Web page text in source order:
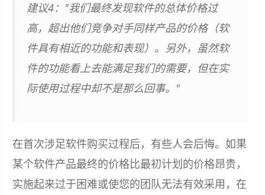
建议4："我们最终发现软件的总体价格过
高，超出他们竞争对手同样产品的价格（软
件具有相近的功能和表现）。另外，虽然软
件的功能看上去能满足我们的需要，但在实
际使用过程中却不是那么回事。"
在首次涉足软件购买过程后，有些人会后悔。如果
某个软件产品最终的价格比最初计划的价格昂贵，
实施起来过于困难或使您的团队无法有效采用，在